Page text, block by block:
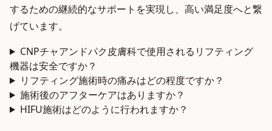
するための継続的なサポートを実現し、高い満足度へと繋
げています。
CNPチャアンドパク皮膚科で使用されるリフティング
機器は安全ですか？
リフティング施術時の痛みはどの程度ですか？
施術後のアフターケアはありますか？
HIFU施術はどのように行われますか？